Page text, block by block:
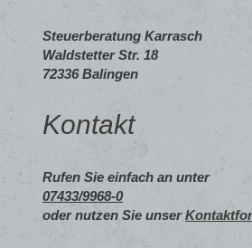
Steuerberatung Karrasch
Waldstetter Str. 18
72336 Balingen
Kontakt
Rufen Sie einfach an unter
07433/9968-0
oder nutzen Sie unser